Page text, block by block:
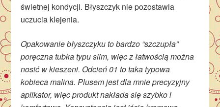
świetnej kondycji. Błyszczyk nie pozostawia
uczucia klejenia.
Opakowanie błyszczyku to bardzo “szczupła”
poręczna tubka typu slim, więc z łatwością można
nosić w kieszeni. Odcień 01 to taka typowa
kobieca malina. Plusem jest dla mnie precyzyjny
aplikator, więc produkt nakłada się szybko i